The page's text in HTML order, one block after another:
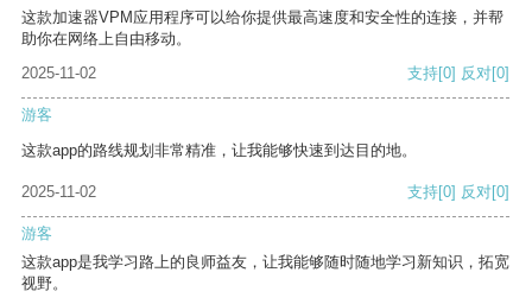
这款加速器VPM应用程序可以给你提供最高速度和安全性的连接，并帮
助你在网络上自由移动。
2025-11-02
支持[0] 反对[0]
游客
这款app的路线规划非常精准，让我能够快速到达目的地。
2025-11-02 支持[0] 反对[0]
游客
这款app是我学习路上的良师益友，让我能够随时随地学习新知识，拓宽
视野。